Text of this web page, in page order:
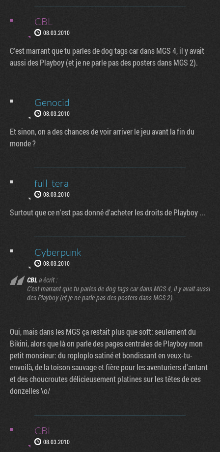
CBL
08.03.2010
C'est marrant que tu parles de dog tags car dans MGS 4, il y avait
aussi des Playboy (et je ne parle pas des posters dans MGS 2).
Genocid
08.03.2010
Et sinon, on a des chances de voir arriver le jeu avant la fin du
monde ?
full_tera
08.03.2010
Surtout que ce n'est pas donné d'acheter les droits de Playboy ...
Cyberpunk
08.03.2010
CBLa écrit :
C'est marrant que tu parles de dog tags car dans MGS 4, il y avait aussi
des Playboy (et je ne parle pas des posters dans MGS 2).
Oui, mais dans les MGS ça restait plus que soft: seulement du
Bikini, alors que là on parle des pages centrales de Playboy mon
petit monsieur: du roploplo satiné et bondissant en veux-tu-
envoilà, de la toison sauvage et fière pour les aventuriers d'antant
et des choucroutes délicieusement platines sur les têtes de ces
donzelles \o/
CBL
08.03.2010